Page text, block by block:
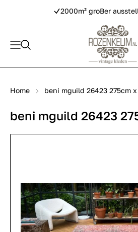
2000m² groBer
Home beni mguild 26423 275cm x
beni mguild 26423